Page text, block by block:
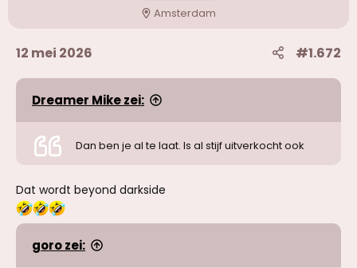
Amsterdam
12 mei 2026 #1.672
Dreamer Mike zei:
Dan ben je al te laat. Is al stijf uitverkocht ook
Dat wordt beyond darkside
goro zei: